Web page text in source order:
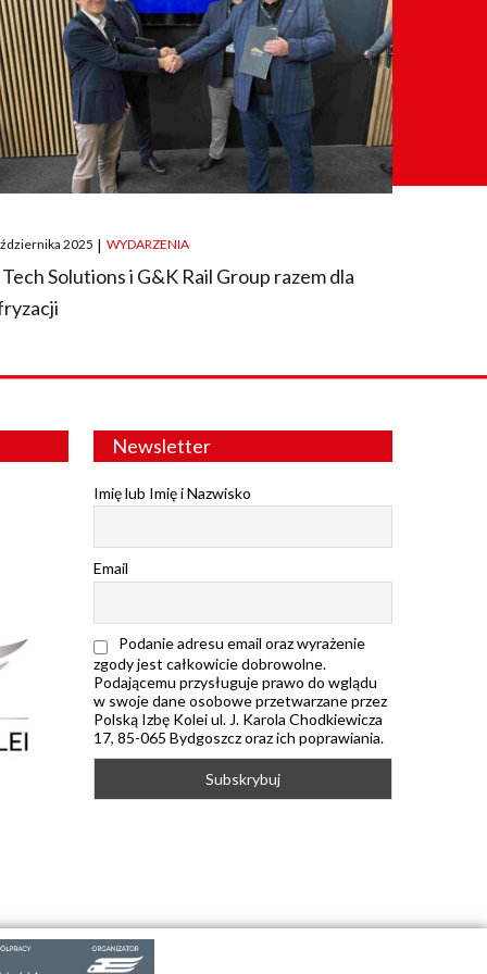
2025 | WYDARZENIA
Tech Solutions i G&K Rail Group razem dla
Newsletter
Imię lub Imię i Nazwisko
Email
Podanie adresu email oraz wyrażenie
zgody jest całkowicie dobrowolne.
Podającemu przysługuje prawo do wglądu
w swoje dane osobowe przetwarzane przez
Polską Izbę Kolei ul. J. Karola Chodkiewicza
17, 85-065 Bydgoszcz oraz ich poprawiania.